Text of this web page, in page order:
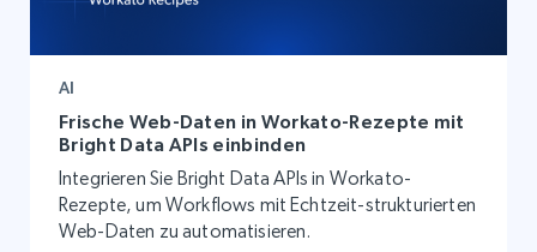
AI
Frische Web-Daten in Workato-Rezepte mit
Bright Data APIs einbinden
Integrieren Sie Bright Data APIs in Workato-
Rezepte, um Workflows mit Echtzeit-strukturierten
Web-Daten zu automatisieren.